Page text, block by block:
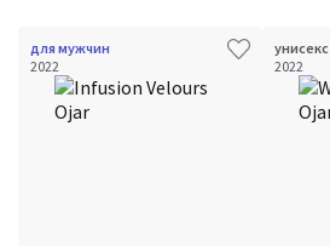
для мужчин
2022
унисекс
2022